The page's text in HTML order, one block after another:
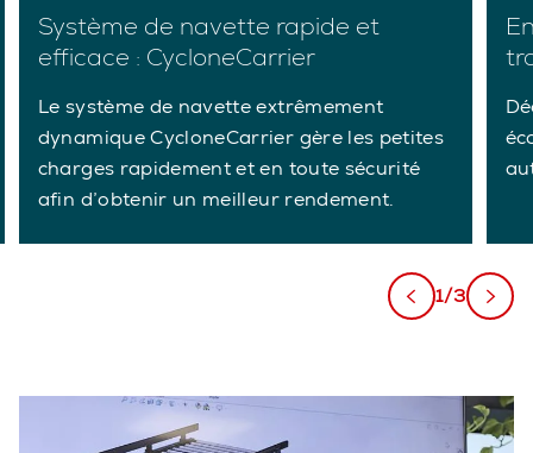
Système de navette rapide et
efficace : CycloneCarrier
Le système de navette extrêmement
dynamique CycloneCarrier gère les petites
charges rapidement et en toute sécurité
afin d’obtenir un meilleur rendement.
1/3